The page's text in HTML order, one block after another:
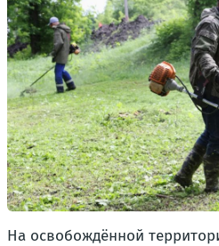
На освобождённой